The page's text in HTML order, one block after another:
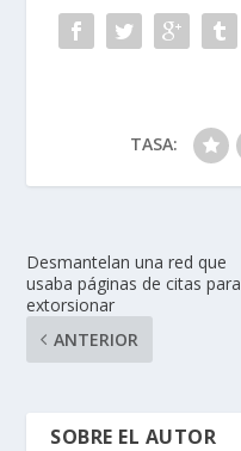
TASA:
Desmantelan una red que
usaba páginas de citas para
extorsionar
ANTERIOR
SOBRE EL AUTOR